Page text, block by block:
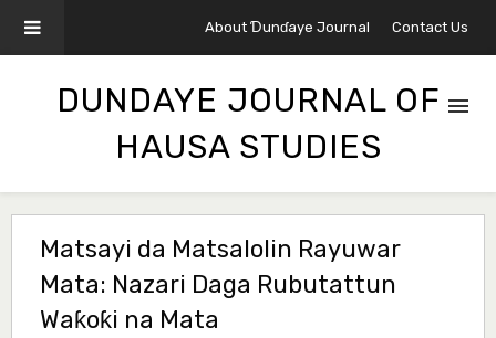
About Ɗunɗaye Journal Contact Us
DUNDAYE JOURNAL OF
HAUSA STUDIES
Matsayi da Matsalolin Rayuwar
Mata: Nazari Daga Rubutattun
Waƙoƙi na Mata